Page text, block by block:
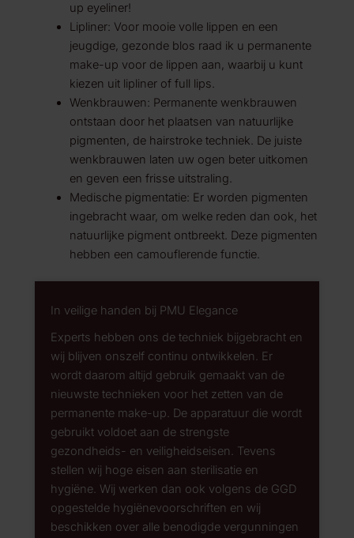
up eyeliner!
Lipliner: Voor mooie volle lippen en een
jeugdige, gezonde blos raad ik u permanente
make-up voor de lippen aan, waarbij u kunt
kiezen uit lipliner of full lips.
Wenkbrauwen: Permanente wenkbrauwen
ontstaan door het plaatsen van natuurlijke
pigmenten, de hairstroke techniek. De juiste
wenkbrauwen laten uw ogen beter uitkomen
en geven een frisse uitstraling.
Medische pigmentatie: Er worden pigmenten
ingebracht waar, om welke reden dan ook, het
natuurlijke pigment ontbreekt. Deze pigmenten
hebben een camouflerende functie.
In veilige handen bij PMU Elegance
Experts hebben ons de techniek bijgebracht en
wij blijven onszelf continu ontwikkelen. Er
wordt daarom altijd gebruik gemaakt van de
nieuwste technieken voor het zetten van de
permanente make-up. De apparatuur die wordt
gebruikt voldoet aan de strengste
gezondheids- en veiligheidseisen. Tevens
stellen wij hoge eisen aan sterilisatie en
hygiëne. Wij werken dan ook volgens de GGD
opgestelde hygiënevoorschriften en wij
beschikken over alle benodigde vergunningen